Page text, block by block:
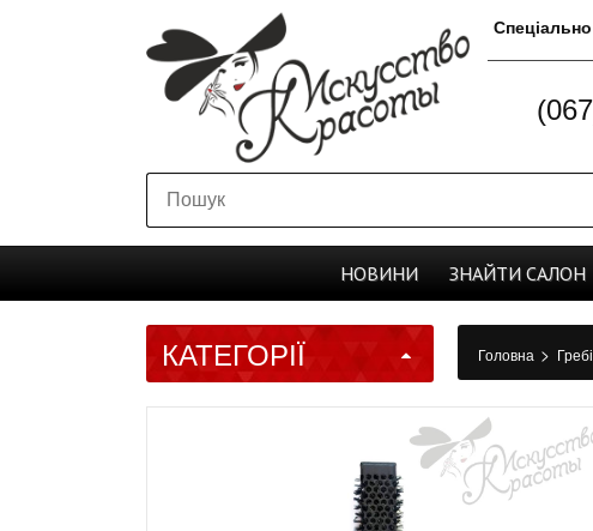
НОВИНИ ЗНАЙТИ CАЛОН
КАТЕГОРІЇ Головна >